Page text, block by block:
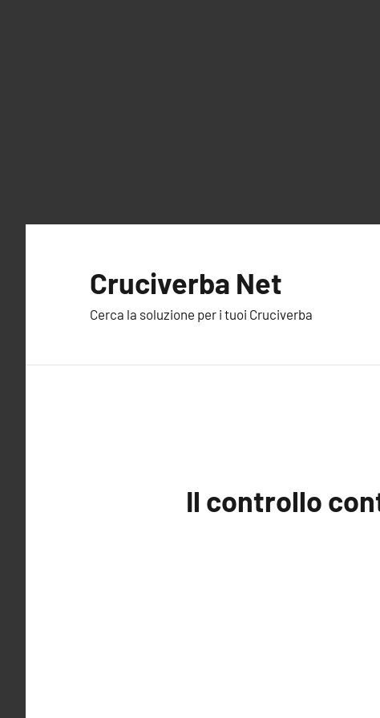
Cruciverba Net
Cerca la soluzione per i tuoi Cruciverba
Il controllo